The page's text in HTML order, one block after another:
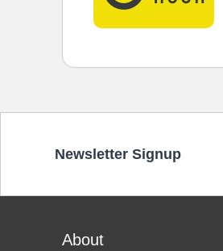
Newsletter Signup
About